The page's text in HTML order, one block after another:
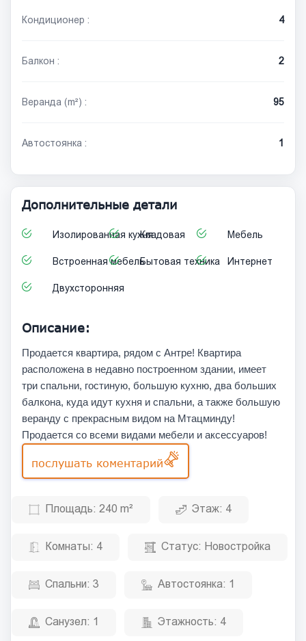
Кондиционер : 4
Балкон : 2
Веранда (m²) : 95
Автостоянка : 1
Дополнительные детали
Изолированная кухняКладовая Мебель
Встроенная мебельБытовая техника Интернет
Двухсторонняя
Описание:
Продается квартира, рядом с Антре! Квартира
расположена в недавно построенном здании, имеет
три спальни, гостиную, большую кухню, два больших
балкона, куда идут кухня и спальни, а также большую
веранду с прекрасным видом на Мтацминду!
Продается со всеми видами мебели и аксессуаров!
послушать коментарий
Площадь: 240 m² Этаж: 4
Комнаты: 4 Статус: Новостройка
Спальни: 3 Автостоянка: 1
Санузел: 1 Этажность: 4